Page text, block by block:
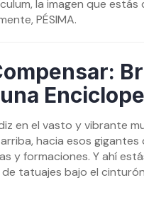
la imagen que
PÉSIMA.
en el vasto y vibrante
hacia esos
y formaciones. Y ahí
tatuajes bajo el